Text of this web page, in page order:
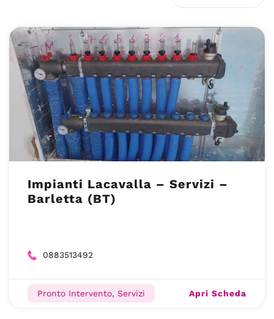
Impianti Lacavalla – Servizi –
Barletta (BT)
0883513492
Pronto Intervento, Servizi Apri Scheda